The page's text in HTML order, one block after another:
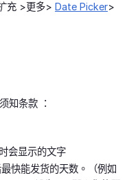
充 >更多> Date Picker>
知条款 ：
会显示的文字
快能发货的天数。（例如